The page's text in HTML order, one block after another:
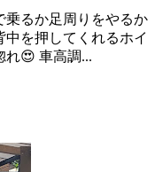
乗るか足周りをやるか
を押してくれるホイ
れ😍 車高調...